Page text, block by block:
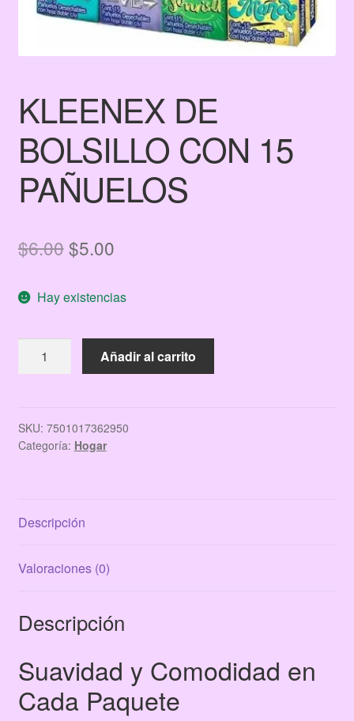
KLEENEX DE
BOLSILLO CON 15
PAÑUELOS
$6.00El
original
era:
$6.00.
$5.00El
actual
es:
$5.00.
Hay existencias
15
PAÑUELOS
Añadir al carrito
SKU: 7501017362950
Categoría: Hogar
Descripción
Valoraciones (0)
Descripción
Suavidad y Comodidad en
Cada Paquete